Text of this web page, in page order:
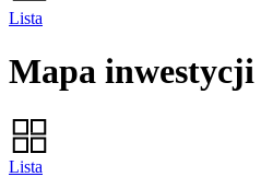
Lista
Mapa inwestycji
Lista